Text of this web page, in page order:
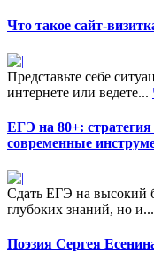
Что такое сайт-
Представьте себе
интернете или ведете...
ЕГЭ на 80+:
современные
Сдать ЕГЭ на высокий
глубоких знаний, но и...
Поэзия Сергея